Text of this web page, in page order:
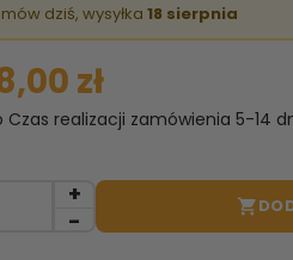
dziś, wysyłka 18 sierpnia
zł
Czas realizacji zamówienia 5-14
